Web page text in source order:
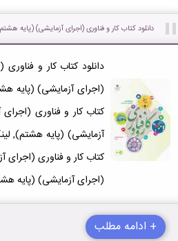
دانلود کتاب کار و فناوری (اجرای آزمایشی) (پایه
کتاب کار و فناوری
(اجرای آزمایشی) (پایه
+ ادامه مطلب